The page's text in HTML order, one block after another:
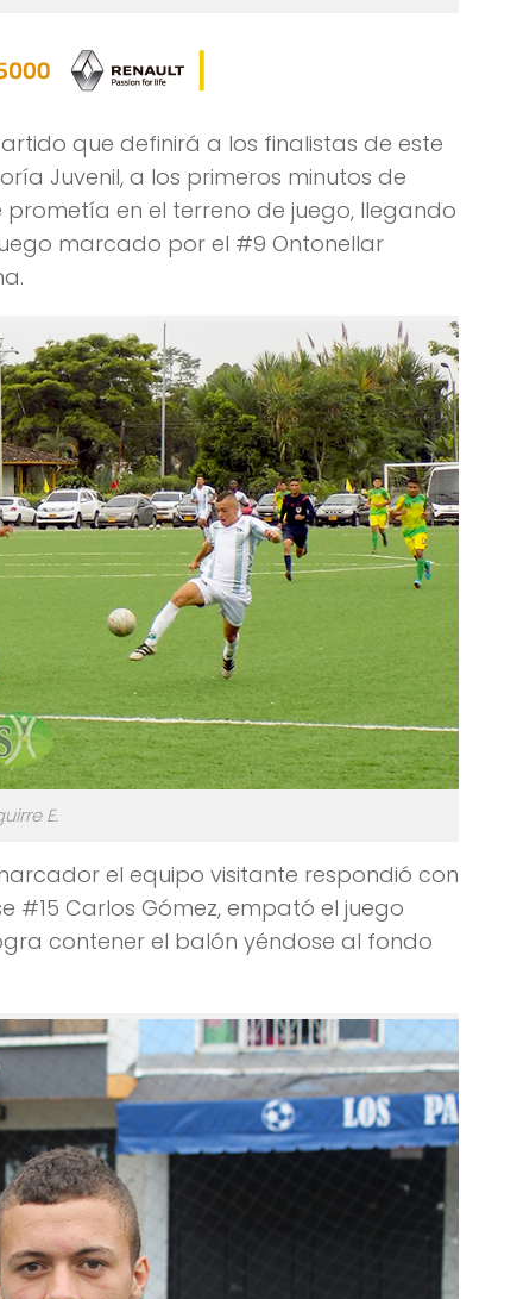
que definirá a los finalistas de este
Juvenil, a los primeros minutos de
en el terreno de juego, llegando
marcado por el #9 Ontonellar
E.
el equipo visitante respondió con
#15 Carlos Gómez, empató el juego
contener el balón yéndose al fondo